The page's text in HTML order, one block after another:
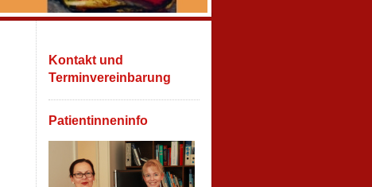
Kontakt und
Terminvereinbarung
Patientinneninfo